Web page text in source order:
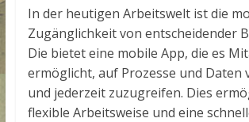
In der heutigen Arbeitswelt ist die
Zugänglichkeit von entscheidender
Die bietet eine mobile App, die es
ermöglicht, auf Prozesse und Daten
und jederzeit zuzugreifen. Dies
flexible Arbeitsweise und eine